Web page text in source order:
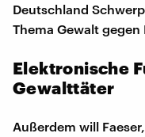
Deutschland
Thema Gewalt gegen
Elektronische
Gewalttäter
Außerdem will